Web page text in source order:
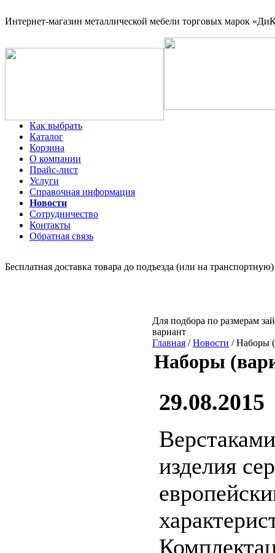
Интернет-магазин металлической мебели торговых марок
Как выбрать
Каталог
Корзина
О компании
Прайс-лист
Услуги
Справочная информация
Новости
Сотрудничество
Контакты
Обратная связь
Бесплатная доставка товара до подъезда (или на
Для подбора по размерам
вариант
Главная /Новости / Наборы
Наборы
29.08.2015
изделия